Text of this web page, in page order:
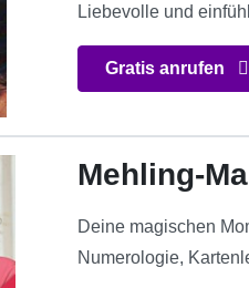
Liebevolle und
Gratis anrufen
Mehling-
Deine magischen
Numerologie,